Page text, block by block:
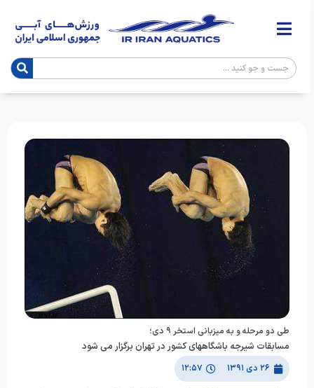
طی دو مرحله و به میزبانی استخر ٩ دی؛
مسابقات شیرجه باشگاههای کشور در تهران برگزار می شود
۲۶ دی ۱۳۹۱ ۱۲:۵۷